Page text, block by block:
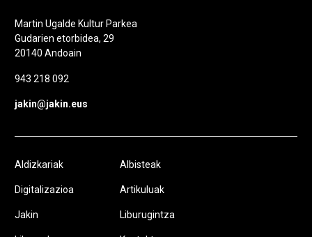
Martin Ugalde Kultur Parkea
Gudarien etorbidea, 29
20140 Andoain
943 218 092
jakin@jakin.eus
Aldizkariak
Digitalizazioa
Jakin
Albisteak
Artikuluak
Liburugintza